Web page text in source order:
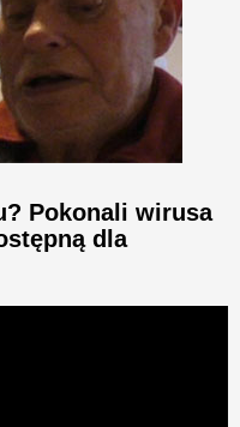
Pokonali wirusa
dla